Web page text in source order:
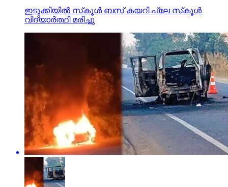
ഇടുക്കിയില്‍ സ്‌കൂള്‍ ബസ് കയറി പ്ലേ സ്‌കൂള്‍
വിദ്യാര്‍ത്ഥി മരിച്ചു